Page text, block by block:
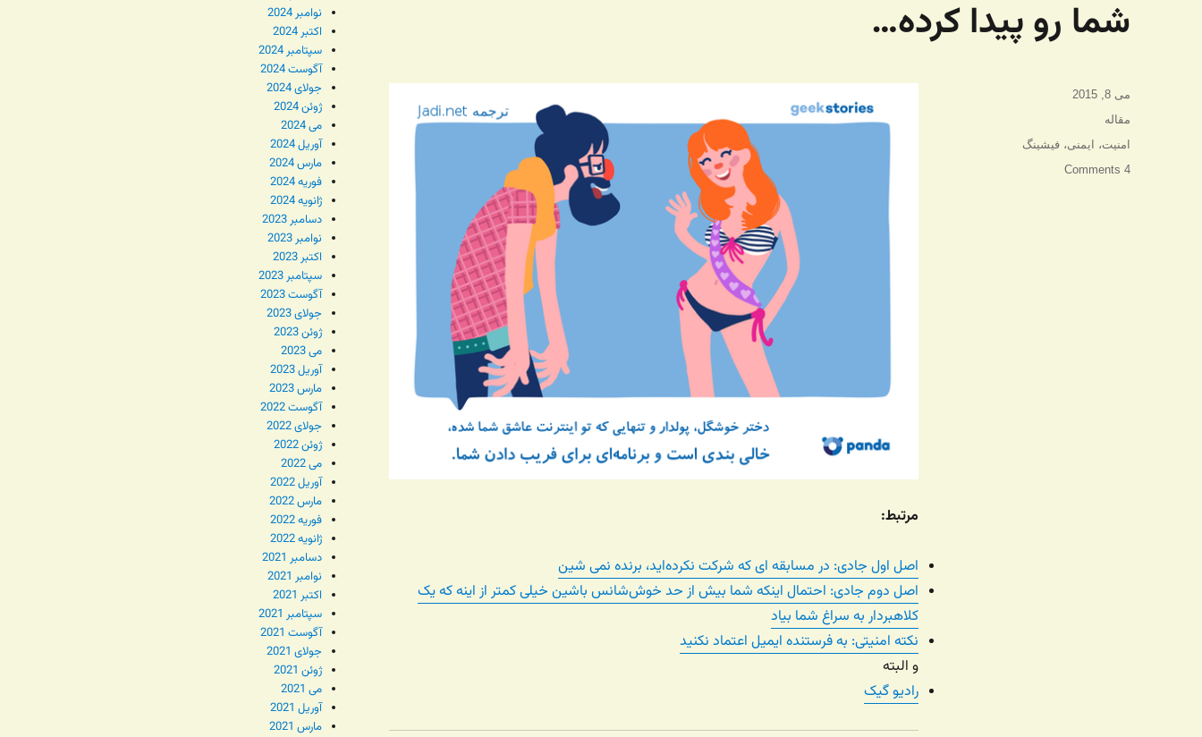
شما رو پیدا کرده…
مرتبط:
اصل اول جادی: در مسابقه ای که شرکت نکرده‌اید، برنده نمی شین
اصل دوم جادی: احتمال اینکه شما بیش از حد خوش‌شانس باشین خیلی کمتر از اینه که یک
کلاهبردار به سراغ شما بیاد
نکته امنیتی: به فرستنده ایمیل اعتماد نکنید
و البته
رادیو گیک
ارسال
شده
می 8, 2015
دسته‌ها
مقاله
برچسب‌ها
امنیت، ایمنی،فیشینگ
4 Comments
نوامبر 2024
اکتبر 2024
سپتامبر 2024
آگوست 2024
جولای 2024
ژوئن 2024
می 2024
آوریل 2024
مارس 2024
فوریه 2024
ژانویه 2024
دسامبر 2023
نوامبر 2023
اکتبر 2023
سپتامبر 2023
آگوست 2023
جولای 2023
ژوئن 2023
می 2023
آوریل 2023
مارس 2023
آگوست 2022
جولای 2022
ژوئن 2022
می 2022
آوریل 2022
مارس 2022
فوریه 2022
ژانویه 2022
دسامبر 2021
نوامبر 2021
اکتبر 2021
سپتامبر 2021
آگوست 2021
جولای 2021
ژوئن 2021
می 2021
آوریل 2021
مارس 2021